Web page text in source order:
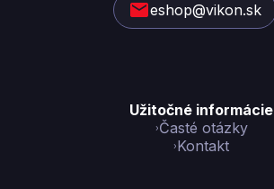
eshop@vikon.sk
Užitočné informácie
Časté otázky
Kontakt